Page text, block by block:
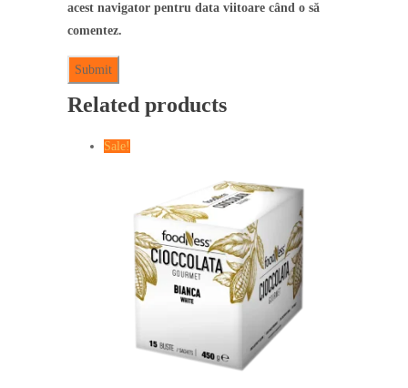
acest navigator pentru data viitoare când o să
comentez.
Related products
Sale!